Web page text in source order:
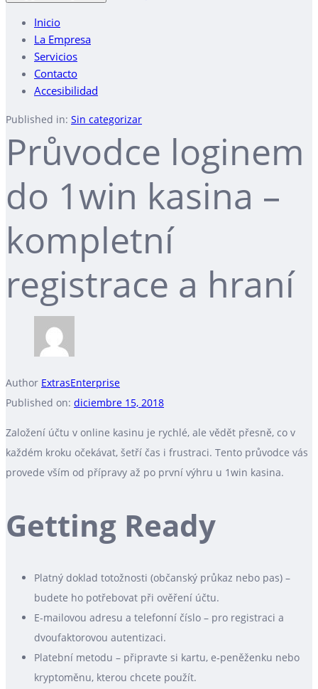
Inicio
La Empresa
Servicios
Contacto
Accesibilidad
Published in: Sin categorizar
Průvodce loginem
do 1win kasina –
kompletní
registrace a hraní
Author ExtrasEnterprise
Published on: diciembre 15, 2018
Založení účtu v online kasinu je rychlé, ale vědět přesně, co v
každém kroku očekávat, šetří čas i frustraci. Tento průvodce vás
provede vším od přípravy až po první výhru u 1win kasina.
Getting Ready
Platný doklad totožnosti (občanský průkaz nebo pas) –
budete ho potřebovat při ověření účtu.
E-mailovou adresu a telefonní číslo – pro registraci a
dvoufaktorovou autentizaci.
Platební metodu – připravte si kartu, e‑peněženku nebo
kryptoměnu, kterou chcete použít.